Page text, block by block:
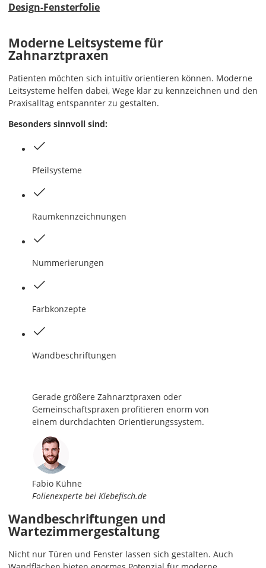
Design-Fensterfolie
Moderne Leitsysteme für
Zahnarztpraxen
Patienten möchten sich intuitiv orientieren können. Moderne
Leitsysteme helfen dabei, Wege klar zu kennzeichnen und den
Praxisalltag entspannter zu gestalten.
Besonders sinnvoll sind:
Pfeilsysteme
Raumkennzeichnungen
Nummerierungen
Farbkonzepte
Wandbeschriftungen
Gerade größere Zahnarztpraxen oder
Gemeinschaftspraxen profitieren enorm von
einem durchdachten Orientierungssystem.
Fabio Kühne
Folienexperte bei Klebefisch.de
Wandbeschriftungen und
Wartezimmergestaltung
Nicht nur Türen und Fenster lassen sich gestalten. Auch